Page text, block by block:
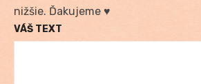
nižšie. Ďakujeme ♥
VÁŠ TEXT